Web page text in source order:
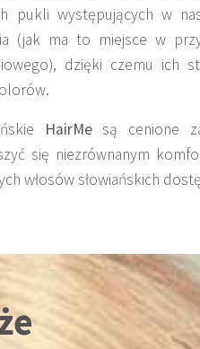
pukli występujących w
(jak ma to miejsce w
dzięki czemu ich
HairMesą cenione
się niezrównanym
włosów słowiańskich